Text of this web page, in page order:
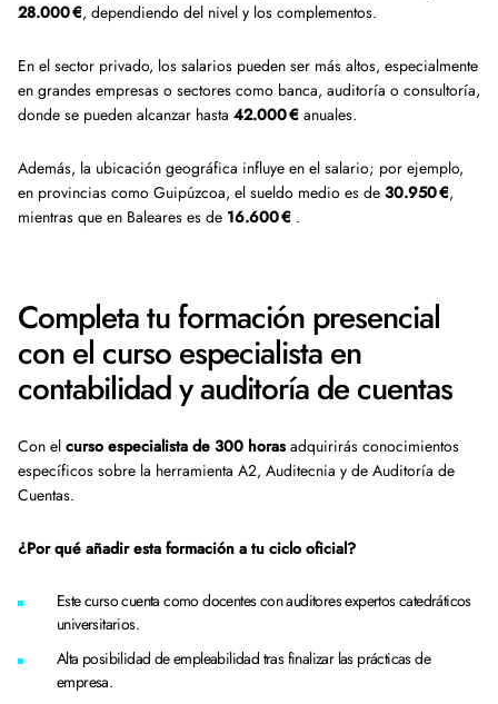
28.000 €, dependiendo del nivel y los complementos.
En el sector privado, los salarios pueden ser más altos, especialmente
en grandes empresas o sectores como banca, auditoría o consultoría,
donde se pueden alcanzar hasta 42.000 € anuales.
Además, la ubicación geográfica influye en el salario; por ejemplo,
en provincias como Guipúzcoa, el sueldo medio es de 30.950 €,
mientras que en Baleares es de 16.600 € .
Completa tu formación presencial
con el curso especialista en
contabilidad y auditoría de cuentas
Con el curso especialista de 300 horas adquirirás conocimientos
específicos sobre la herramienta A2, Auditecnia y de Auditoría de
Cuentas.
¿Por qué añadir esta formación a tu ciclo oficial?
Este curso cuenta como docentes con auditores expertos catedráticos
universitarios.
Alta posibilidad de empleabilidad tras finalizar las prácticas de
empresa.